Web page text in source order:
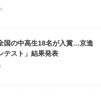
国の中高生18名が入賞…京進
テスト」結果発表